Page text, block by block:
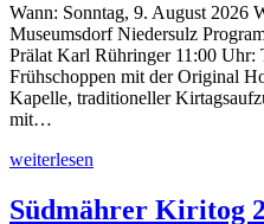
Wann: Sonntag, 9. August 2026
Museumsdorf Niedersulz
Prälat Karl Rühringer 11:00 Uhr:
Frühschoppen mit der Original
Kapelle, traditioneller
mit…
weiterlesen
Südmährer Kiritog